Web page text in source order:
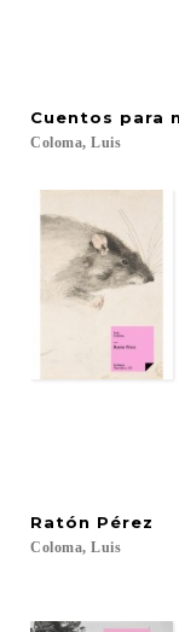
Cuentos para
Coloma, Luis
Ratón Pérez
Coloma, Luis